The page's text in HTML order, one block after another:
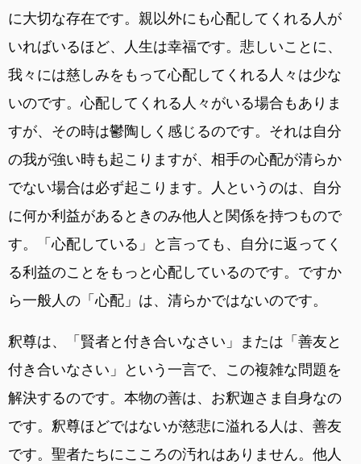
に大切な存在です。親以外にも心配してくれる人が
いればいるほど、人生は幸福です。悲しいことに、
我々には慈しみをもって心配してくれる人々は少な
いのです。心配してくれる人々がいる場合もありま
すが、その時は鬱陶しく感じるのです。それは自分
の我が強い時も起こりますが、相手の心配が清らか
でない場合は必ず起こります。人というのは、自分
に何か利益があるときのみ他人と関係を持つもので
す。「心配している」と言っても、自分に返ってく
る利益のことをもっと心配しているのです。ですか
ら一般人の「心配」は、清らかではないのです。
釈尊は、「賢者と付き合いなさい」または「善友と
付き合いなさい」という一言で、この複雑な問題を
解決するのです。本物の善は、お釈迦さま自身なの
です。釈尊ほどではないが慈悲に溢れる人は、善友
です。聖者たちにこころの汚れはありません。他人